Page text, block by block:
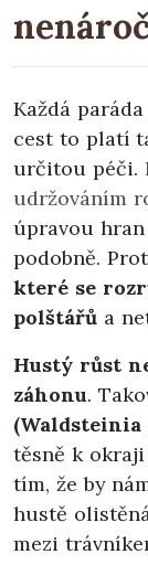
Každá
cest to platí
určitou péči.
udržováním
úpravou
podobně.
které se
polštářů a
Hustý růst
záhonu.
(Waldsteinia
těsně k
tím, že by
hustě
mezi